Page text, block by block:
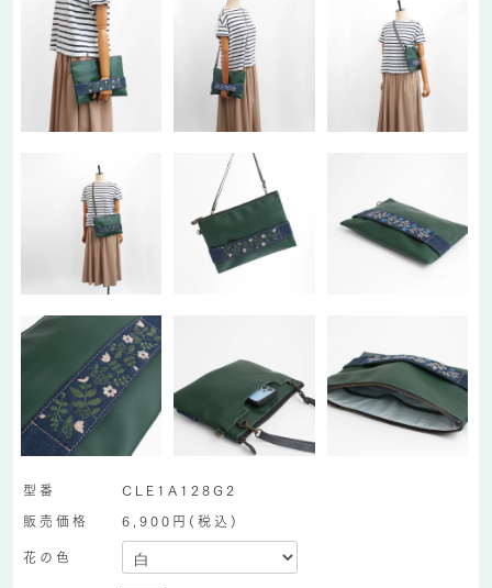
型番
CLE1A128G2
販売価格
6,900円(税込)
花の色